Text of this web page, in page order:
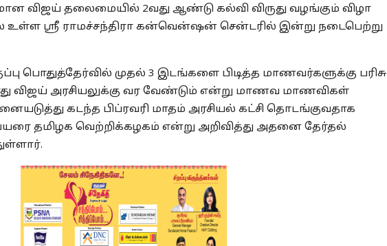
விஜய் தலைமையில் 2வது ஆண்டு கல்வி விருது வழங்கும் விழா
உள்ள ஸ்ரீ ராமச்சந்திரா கன்வென்ஷன் சென்டரில் இன்று நடைபெற்று
பொதுத்தேர்வில் முதல் 3 இடங்களை பிடித்த மாணவர்களுக்கு பரிசு
விஜய் அரசியலுக்கு வர வேண்டும் என்று மாணவ மாணவிகள்
கடந்த பிப்ரவரி மாதம் அரசியல் கட்சி தொடங்குவதாக
தமிழக வெற்றிக்கழகம் என்று அறிவித்து அதனை தேர்தல்